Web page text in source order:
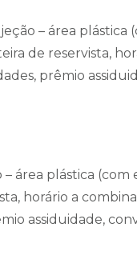
– área plástica
de reservista,
prêmio
– área plástica
horário a
assiduidade,